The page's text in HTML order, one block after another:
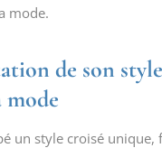
mode.
de son
mode
un style croisé unique,